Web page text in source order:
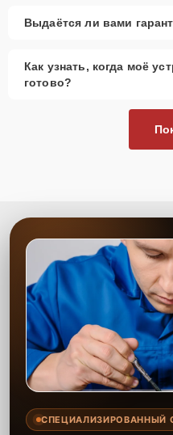
Выдаётся ли вами
Как узнать, когда моё
готово?
СПЕЦИАЛИЗИРОВАННЫЙ